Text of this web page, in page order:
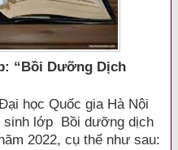
“bồi Dưỡng Dịch
học Quốc gia Hà Nội
sinh lớp Bồi dưỡng dịch
2022, cụ thể như sau: